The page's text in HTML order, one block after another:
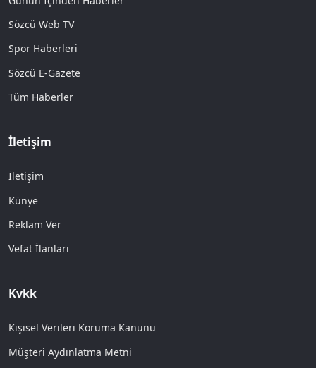
Sözcü Web TV
Spor Haberleri
Sözcü E-Gazete
Tüm Haberler
İletişim
İletişim
Künye
Reklam Ver
Vefat İlanları
Kvkk
Kişisel Verileri Koruma Kanunu
Müşteri Aydınlatma Metni